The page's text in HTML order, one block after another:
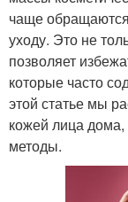
чаще
уходу. Это не
позволяет
которые часто
этой статье мы
кожей лица
методы.